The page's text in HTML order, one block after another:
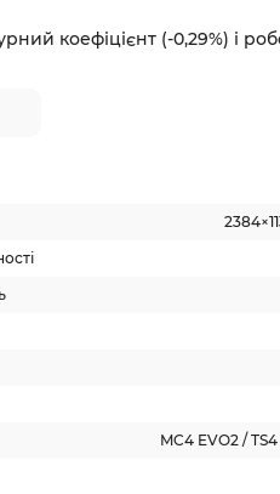
коефіцієнт (-0,29%) і
MC4 EVO2 /